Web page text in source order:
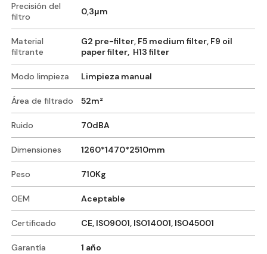
Precisión del
filtro
0,3μm
Material
filtrante
G2 pre-filter, F5 medium filter, F9 oil
paper filter, H13 filter
Modo limpieza Limpieza manual
Área de filtrado 52m²
Ruido 70dBA
Dimensiones 1260*1470*2510mm
Peso 710Kg
OEM Aceptable
Certificado CE, ISO9001, ISO14001, ISO45001
Garantía 1 año